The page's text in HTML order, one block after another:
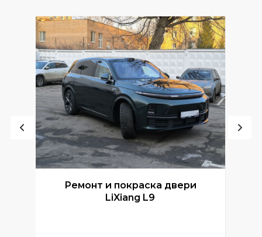
Ремонт и покраска двери
LiXiang L9